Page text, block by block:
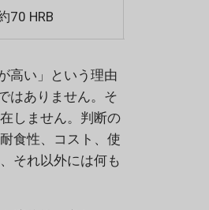
70 HRB
高い」という理由
はありません。そ
しません。判断の
食性、コスト、使
それ以外には何も